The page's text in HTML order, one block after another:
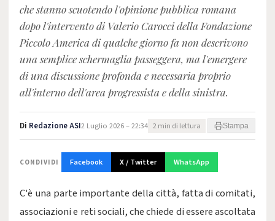
che stanno scuotendo l'opinione pubblica romana
dopo l'intervento di Valerio Carocci della Fondazione
Piccolo America di qualche giorno fa non descrivono
una semplice schermaglia passeggera, ma l'emergere
di una discussione profonda e necessaria proprio
all'interno dell'area progressista e della sinistra.
Di Redazione ASI2 Luglio 2026 – 22:34 2 min di lettura Stampa
CONDIVIDI Facebook X / Twitter WhatsApp
C'è una parte importante della città, fatta di comitati,
associazioni e reti sociali, che chiede di essere ascoltata